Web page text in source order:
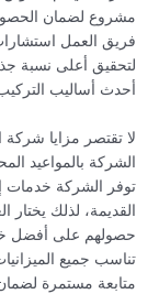
مشروع لضمان
فريق العمل
لتحقيق أعلى نسبة
أحدث أساليب
لا تقتصر مزايا
الشركة بالمواعيد
توفر الشركة خدمات
القديمة، لذلك
حصولهم على أفضل
تناسب جميع
متابعة مستمرة